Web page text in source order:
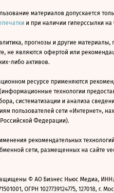
материалов допускается
и при наличии гиперссылки
прогнозы и другие материалы,
не являются офертой или
либо активов.
ресурсе применяются
технологии
систематизации и анализа
пользователей сети «Интернет»,
Федерации).
рекомендательных
сети, размещенных на сайте
© АО Бизнес Ньюс Медиа,
ОГРН 1027739124775, 127018, г.